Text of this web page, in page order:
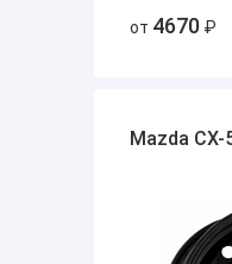
от 4670 ₽
Mazda CX-